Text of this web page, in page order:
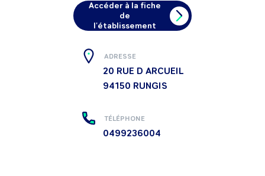
Accéder à la fiche
de
l'établissement
ADRESSE
20 RUE D ARCUEIL
94150 RUNGIS
TÉLÉPHONE
0499236004